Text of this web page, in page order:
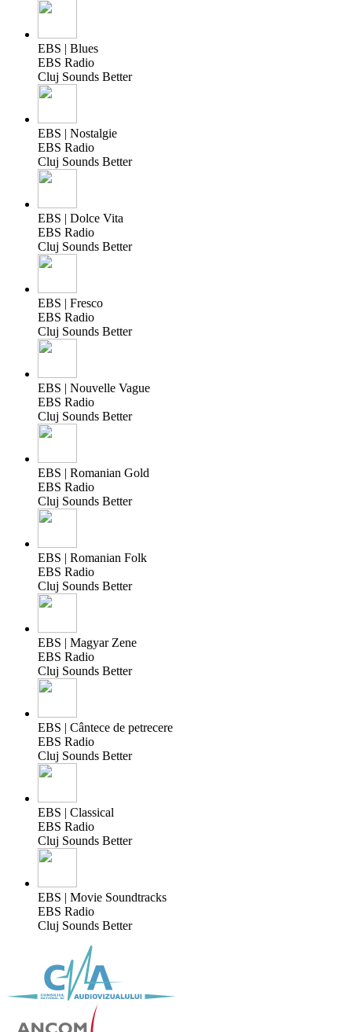
EBS | Blues
EBS Radio
Cluj Sounds Better
EBS | Nostalgie
EBS Radio
Cluj Sounds Better
EBS | Dolce Vita
EBS Radio
Cluj Sounds Better
EBS | Fresco
EBS Radio
Cluj Sounds Better
EBS | Nouvelle Vague
EBS Radio
Cluj Sounds Better
EBS | Romanian Gold
EBS Radio
Cluj Sounds Better
EBS | Romanian Folk
EBS Radio
Cluj Sounds Better
EBS | Magyar Zene
EBS Radio
Cluj Sounds Better
EBS | Cântece de petrecere
EBS Radio
Cluj Sounds Better
EBS | Classical
EBS Radio
Cluj Sounds Better
EBS | Movie Soundtracks
EBS Radio
Cluj Sounds Better